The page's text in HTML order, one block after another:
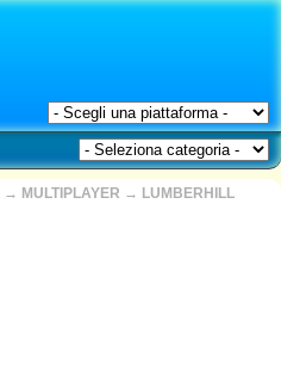
→ MULTIPLAYER → LUMBERHILL